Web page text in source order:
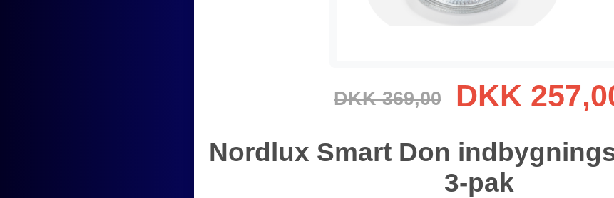
DKK 369,00 DKK
Nordlux Smart Don
3-pak